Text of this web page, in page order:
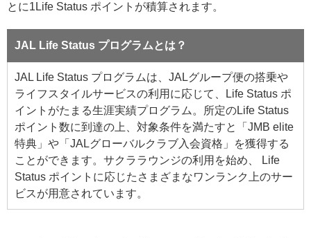
とに1Life Status ポイントが積算されます。
JAL Life Status プログラムとは？
JAL Life Status プログラムは、JALグループ便の搭乗や
ライフスタイルサービスの利用に応じて、Life Status ポ
イントがたまる生涯実績プログラム。所定のLife Status
ポイント数に到達の上、対象条件を満たすと「JMB elite
特典」や「JALグローバルクラブ入会資格」を獲得する
ことができます。サクララウンジの利用を始め、 Life
Status ポイントに応じたさまざまなワンランク上のサー
ビスが用意されています。